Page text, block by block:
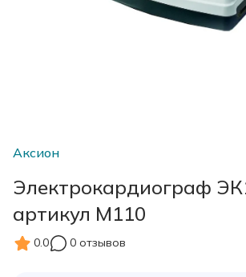
Аксион
Электрокардиограф
артикул М110
0.0 0 отзывов